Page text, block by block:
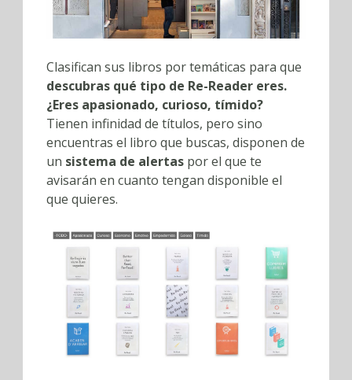
Clasifican sus libros por temáticas para que
descubras qué tipo de Re-Reader eres.
¿Eres apasionado, curioso, tímido?
Tienen infinidad de títulos, pero sino
encuentras el libro que buscas, disponen de
un sistema de alertas por el que te
avisarán en cuanto tengan disponible el
que quieres.